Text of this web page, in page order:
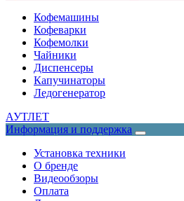
Кофемашины
Кофеварки
Кофемолки
Чайники
Диспенсеры
Капучинаторы
Ледогенератор
АУТЛЕТ
Информация и поддержка
Установка техники
О бренде
Видеообзоры
Оплата